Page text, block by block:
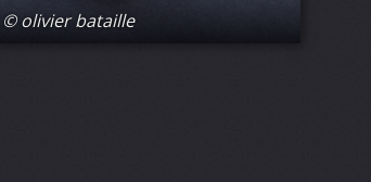
© olivier bataille